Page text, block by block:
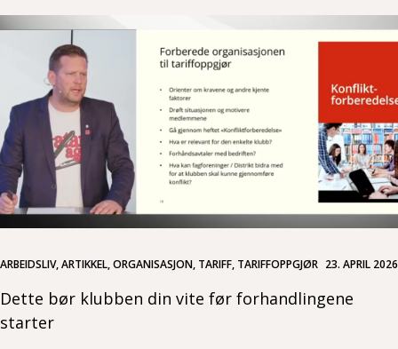
ARBEIDSLIV, ARTIKKEL, ORGANISASJON, TARIFF, TARIFFOPPGJØR 23. APRIL 2026
Dette bør klubben din vite før forhandlingene
starter